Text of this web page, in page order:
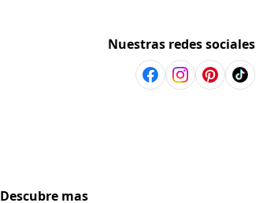
Nuestras redes sociales
Descubre mas